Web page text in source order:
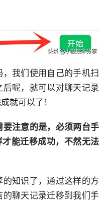
我们使用自己的手机扫
呢，就可以对聊天记录
就可以了！
注意的是，必须两台手
能迁移成功，不然无法
知识了，通过这样的方
聊天记录迁移到我们手